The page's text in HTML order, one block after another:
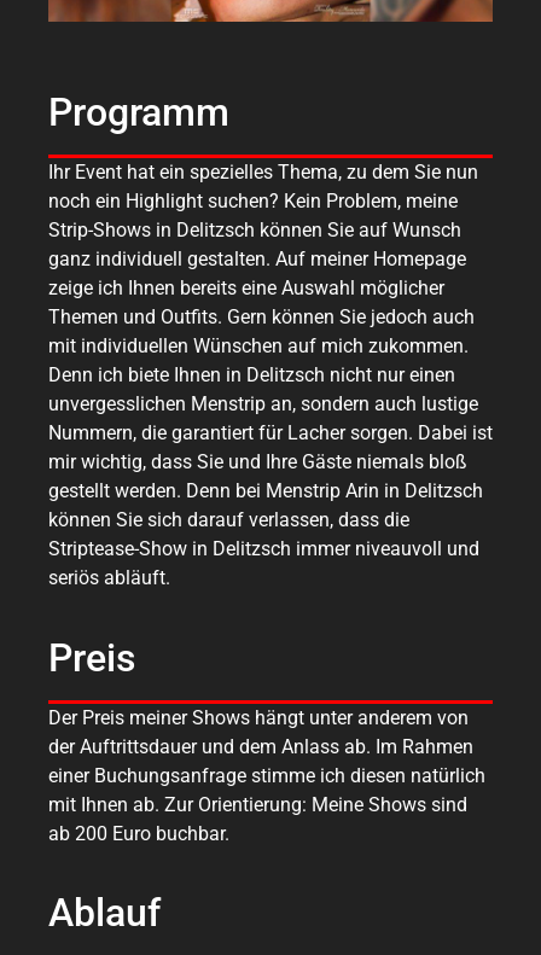
Programm
Ihr Event hat ein spezielles Thema, zu dem Sie nun
noch ein Highlight suchen? Kein Problem, meine
Strip-Shows in Delitzsch können Sie auf Wunsch
ganz individuell gestalten. Auf meiner Homepage
zeige ich Ihnen bereits eine Auswahl möglicher
Themen und Outfits. Gern können Sie jedoch auch
mit individuellen Wünschen auf mich zukommen.
Denn ich biete Ihnen in Delitzsch nicht nur einen
unvergesslichen Menstrip an, sondern auch lustige
Nummern, die garantiert für Lacher sorgen. Dabei ist
mir wichtig, dass Sie und Ihre Gäste niemals bloß
gestellt werden. Denn bei Menstrip Arin in Delitzsch
können Sie sich darauf verlassen, dass die
Striptease-Show in Delitzsch immer niveauvoll und
seriös abläuft.
Preis
Der Preis meiner Shows hängt unter anderem von
der Auftrittsdauer und dem Anlass ab. Im Rahmen
einer Buchungsanfrage stimme ich diesen natürlich
mit Ihnen ab. Zur Orientierung: Meine Shows sind
ab 200 Euro buchbar.
Ablauf